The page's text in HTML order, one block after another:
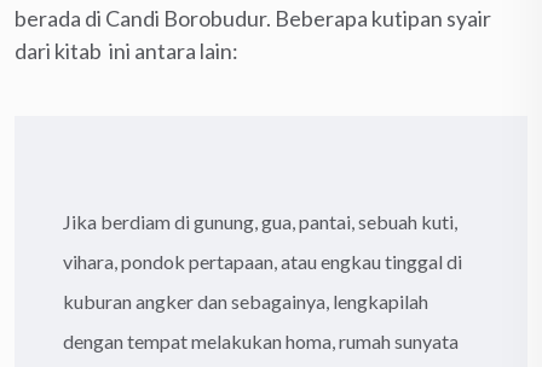
berada di Candi Borobudur. Beberapa kutipan syair
dari kitab ini antara lain:
Jika berdiam di gunung, gua, pantai, sebuah kuti,
vihara, pondok pertapaan, atau engkau tinggal di
kuburan angker dan sebagainya, lengkapilah
dengan tempat melakukan homa, rumah sunyata